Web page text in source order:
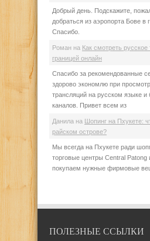
Добрый день. Подскажите,
добраться из аэропорта Бове в
Спасибо.
Роман на Как смотреть русское
границей онлайн
Спасибо за рекомендованные
здорово экономлю при
трансляций на русском языке и
каналов. Привет всем из
Данила на Шопинг на Пхукете:
райском острове?
Мы всегда на Пхукете ради
торговые центры Central
покупаем нужные фирмовые
ПОЛЕЗНЫЕ ССЫЛКИ